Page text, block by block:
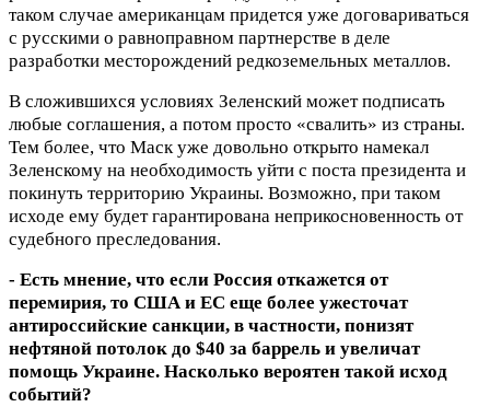
таком случае американцам придется уже договариваться
с русскими о равноправном партнерстве в деле
разработки месторождений редкоземельных металлов.
В сложившихся условиях Зеленский может подписать
любые соглашения, а потом просто «свалить» из страны.
Тем более, что Маск уже довольно открыто намекал
Зеленскому на необходимость уйти с поста президента и
покинуть территорию Украины. Возможно, при таком
исходе ему будет гарантирована неприкосновенность от
судебного преследования.
- Есть мнение, что если Россия откажется от
перемирия, то США и ЕС еще более ужесточат
антироссийские санкции, в частности, понизят
нефтяной потолок до $40 за баррель и увеличат
помощь Украине. Насколько вероятен такой исход
событий?